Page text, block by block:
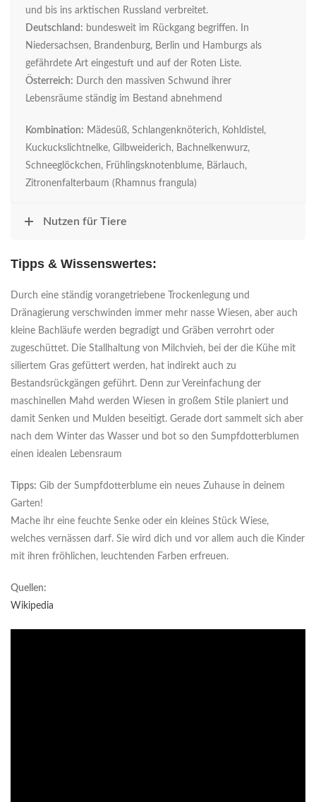
und bis ins arktischen Russland verbreitet.
Deutschland: bundesweit im Rückgang begriffen. In
Niedersachsen, Brandenburg, Berlin und Hamburgs als
gefährdete Art eingestuft und auf der Roten Liste.
Österreich: Durch den massiven Schwund ihrer
Lebensräume ständig im Bestand abnehmend
Kombination: Mädesüß, Schlangenknöterich, Kohldistel,
Kuckuckslichtnelke, Gilbweiderich, Bachnelkenwurz,
Schneeglöckchen, Frühlingsknotenblume, Bärlauch,
Zitronenfalterbaum (Rhamnus frangula)
Nutzen für Tiere
Tipps & Wissenswertes:
Durch eine ständig vorangetriebene Trockenlegung und
Dränagierung verschwinden immer mehr nasse Wiesen, aber auch
kleine Bachläufe werden begradigt und Gräben verrohrt oder
zugeschüttet. Die Stallhaltung von Milchvieh, bei der die Kühe mit
siliertem Gras gefüttert werden, hat indirekt auch zu
Bestandsrückgängen geführt. Denn zur Vereinfachung der
maschinellen Mahd werden Wiesen in großem Stile planiert und
damit Senken und Mulden beseitigt. Gerade dort sammelt sich aber
nach dem Winter das Wasser und bot so den Sumpfdotterblumen
einen idealen Lebensraum
Tipps: Gib der Sumpfdotterblume ein neues Zuhause in deinem
Garten!
Mache ihr eine feuchte Senke oder ein kleines Stück Wiese,
welches vernässen darf. Sie wird dich und vor allem auch die Kinder
mit ihren fröhlichen, leuchtenden Farben erfreuen.
Quellen:
Wikipedia